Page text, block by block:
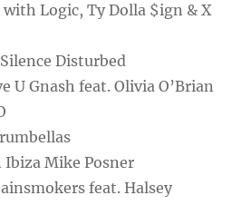
with Logic, Ty Dolla $ign & X
Disturbed
U Gnash feat. Olivia O’Brian
Ibiza Mike Posner
feat. Halsey